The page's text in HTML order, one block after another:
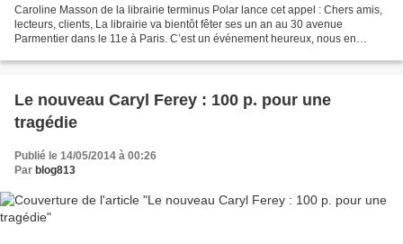
Caroline Masson de la librairie terminus Polar lance cet appel : Chers amis,
lecteurs, clients, La librairie va bientôt fêter ses un an au 30 avenue
Parmentier dans le 11e à Paris. C’est un événement heureux, nous en
Le nouveau Caryl Ferey : 100 p. pour une
tragédie
Publié le 14/05/2014 à 00:26
Par blog813